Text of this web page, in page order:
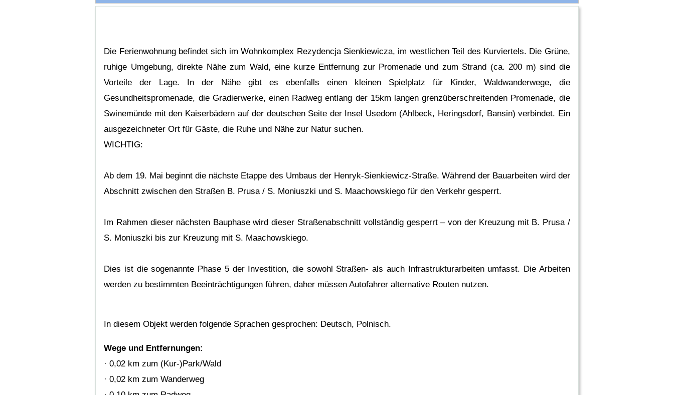
Die Ferienwohnung befindet sich im Wohnkomplex Rezydencja Sienkiewicza, im westlichen Teil des Kurviertels. Die Grüne,
ruhige Umgebung, direkte Nähe zum Wald, eine kurze Entfernung zur Promenade und zum Strand (ca. 200 m) sind die
Vorteile der Lage. In der Nähe gibt es ebenfalls einen kleinen Spielplatz für Kinder, Waldwanderwege, die
Gesundheitspromenade, die Gradierwerke, einen Radweg entlang der 15km langen grenzüberschreitenden Promenade, die
Swinemünde mit den Kaiserbädern auf der deutschen Seite der Insel Usedom (Ahlbeck, Heringsdorf, Bansin) verbindet. Ein
ausgezeichneter Ort für Gäste, die Ruhe und Nähe zur Natur suchen.
WICHTIG:
Ab dem 19. Mai beginnt die nächste Etappe des Umbaus der Henryk-Sienkiewicz-Straße. Während der Bauarbeiten wird der
Abschnitt zwischen den Straßen B. Prusa / S. Moniuszki und S. Maachowskiego für den Verkehr gesperrt.
Im Rahmen dieser nächsten Bauphase wird dieser Straßenabschnitt vollständig gesperrt – von der Kreuzung mit B. Prusa /
S. Moniuszki bis zur Kreuzung mit S. Maachowskiego.
Dies ist die sogenannte Phase 5 der Investition, die sowohl Straßen- als auch Infrastrukturarbeiten umfasst. Die Arbeiten
werden zu bestimmten Beeinträchtigungen führen, daher müssen Autofahrer alternative Routen nutzen.
In diesem Objekt werden folgende Sprachen gesprochen: Deutsch, Polnisch.
Wege und Entfernungen:
· 0,02 km zum (Kur-)Park/Wald
· 0,02 km zum Wanderweg